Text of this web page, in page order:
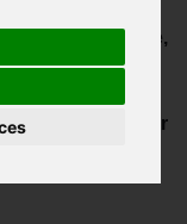
pratique,
à la piscine ou à
petit de
chaleur